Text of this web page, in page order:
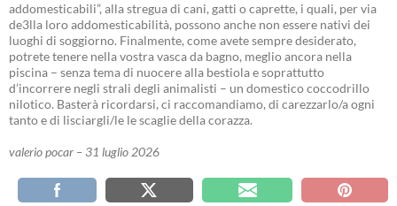
addomesticabili”, alla stregua di cani, gatti o caprette, i quali, per via
de3lla loro addomesticabilità, possono anche non essere nativi dei
luoghi di soggiorno. Finalmente, come avete sempre desiderato,
potrete tenere nella vostra vasca da bagno, meglio ancora nella
piscina – senza tema di nuocere alla bestiola e soprattutto
d’incorrere negli strali degli animalisti – un domestico coccodrillo
nilotico. Basterà ricordarsi, ci raccomandiamo, di carezzarlo/a ogni
tanto e di lisciargli/le le scaglie della corazza.
valerio pocar – 31 luglio 2026